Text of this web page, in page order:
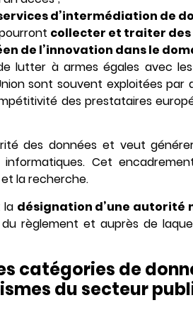
d’intermédiation de
collecter et traiter des
de l’innovation dans le
lutter à armes égales avec
sont souvent exploitées par
des prestataires
des données et veut
informatiques. Cet
la recherche.
la désignation d’une autorité
règlement et auprès de
catégories de
du secteur